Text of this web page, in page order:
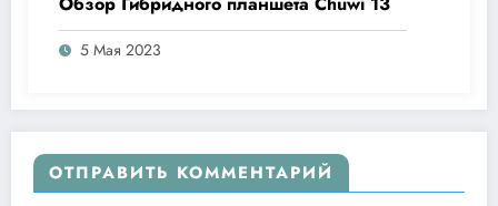
5 Мая 2023
ОТПРАВИТЬ КОММЕНТАРИЙ